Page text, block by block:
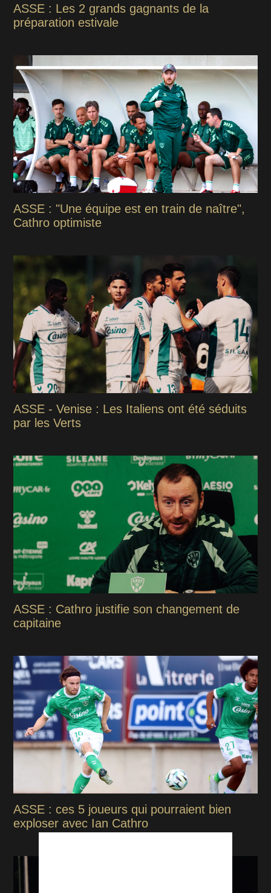
ASSE : Les 2 grands gagnants de la
préparation estivale
ASSE : "Une équipe est en train de naître",
Cathro optimiste
ASSE - Venise : Les Italiens ont été séduits
par les Verts
ASSE : Cathro justifie son changement de
capitaine
ASSE : ces 5 joueurs qui pourraient bien
exploser avec Ian Cathro